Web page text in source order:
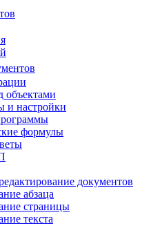
объектами
и настройки
формулы
документов
абзаца
страницы
текста